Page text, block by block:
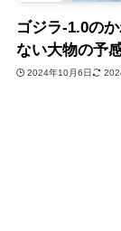
ゴジラ-1.0の
ない大物の予
2024年10月6日